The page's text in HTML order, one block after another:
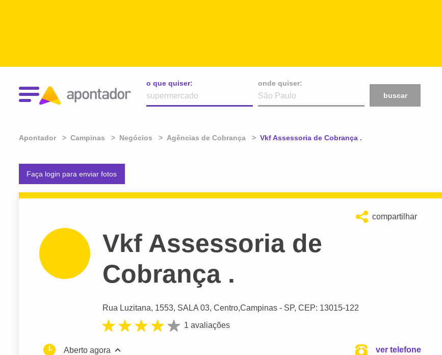
o que quiser:
onde quiser:
buscar
Apontador Campinas Negócios Agências de Cobrança Atual:
Vkf Assessoria de Cobrança .
Faça login para enviar fotos
compartilhar
Vkf Assessoria de
Cobrança .
Rua Luzitana, 1553, SALA 03, Centro,Campinas - SP, CEP: 13015-122
1 avaliações
Aberto agora ver telefone